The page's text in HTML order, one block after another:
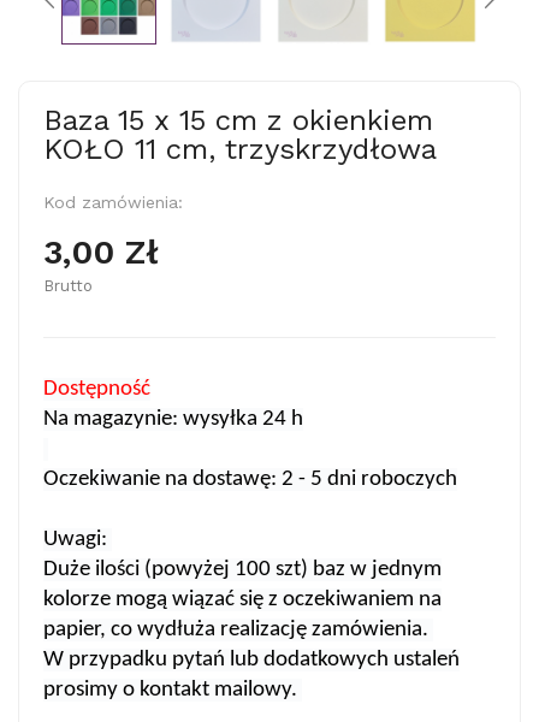
Baza 15 x 15 cm z okienkiem
KOŁO 11 cm, trzyskrzydłowa
Kod zamówienia:
3,00 Zł
Brutto
Dostępność
Na magazynie: wysyłka 24 h
Oczekiwanie na dostawę: 2 - 5 dni roboczych
Uwagi:
Duże ilości (powyżej 100 szt) baz w jednym
kolorze mogą wiązać się z oczekiwaniem na
papier, co wydłuża realizację zamówienia.
W przypadku pytań lub dodatkowych ustaleń
prosimy o kontakt mailowy.